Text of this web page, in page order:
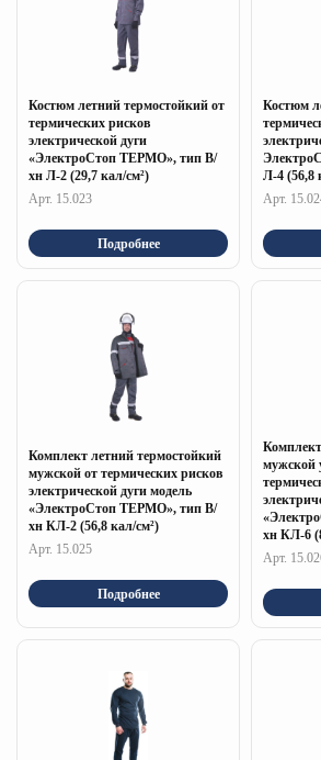
Костюм летний термостойкий от
термических рисков
электрической дуги
«ЭлектроСтоп ТЕРМО», тип В/
хн Л-2 (29,7 кал/см²)
Арт. 15.023
Подробнее
Костюм
Л-4 (56,8
Арт.
Комплект летний термостойкий
мужской от термических рисков
электрической дуги модель
«ЭлектроСтоп ТЕРМО», тип В/
хн КЛ-2 (56,8 кал/см²)
Арт. 15.025
Подробнее
мужской
хн КЛ-6
Арт.